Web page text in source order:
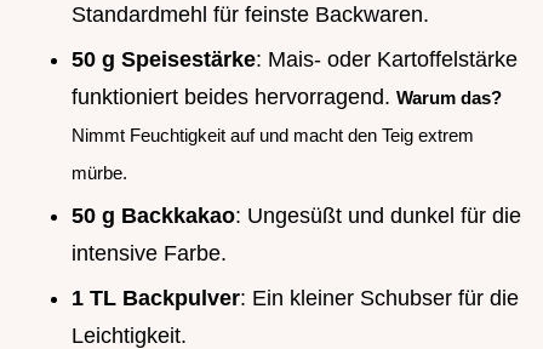
Standardmehl für feinste Backwaren.
50 g Speisestärke: Mais- oder Kartoffelstärke
funktioniert beides hervorragend. Warum das?
Nimmt Feuchtigkeit auf und macht den Teig extrem
mürbe.
50 g Backkakao: Ungesüßt und dunkel für die
intensive Farbe.
1 TL Backpulver: Ein kleiner Schubser für die
Leichtigkeit.